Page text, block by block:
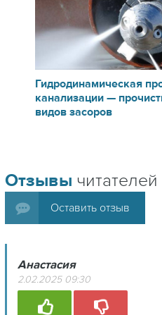
Гидродинамическая
канализации —
видов засоров
Отзывы читателей
Оставить отзыв
Анастасия
2.02.2025 09:30